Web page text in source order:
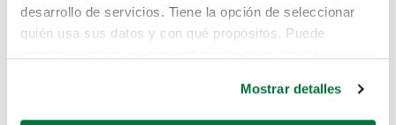
desarrollo de servicios. Tiene la opción de seleccionar
quién usa sus datos y con qué propósitos. Puede
Mostrar detalles
Pero puedes encontrar el coche que estás
buscando en alguno de estos enlaces: